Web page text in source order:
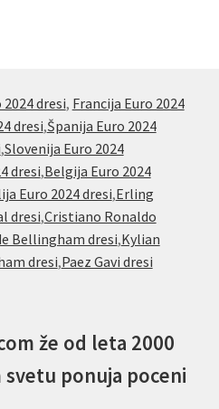
dresi, Francija Euro 2024
dresi,Španija Euro 2024
,Slovenija Euro 2024
dresi,Belgija Euro 2024
Euro 2024 dresi,Erling
dresi,Cristiano Ronaldo
Bellingham dresi,Kylian
dresi,Paez Gavi dresi
že od leta 2000
svetu ponuja poceni